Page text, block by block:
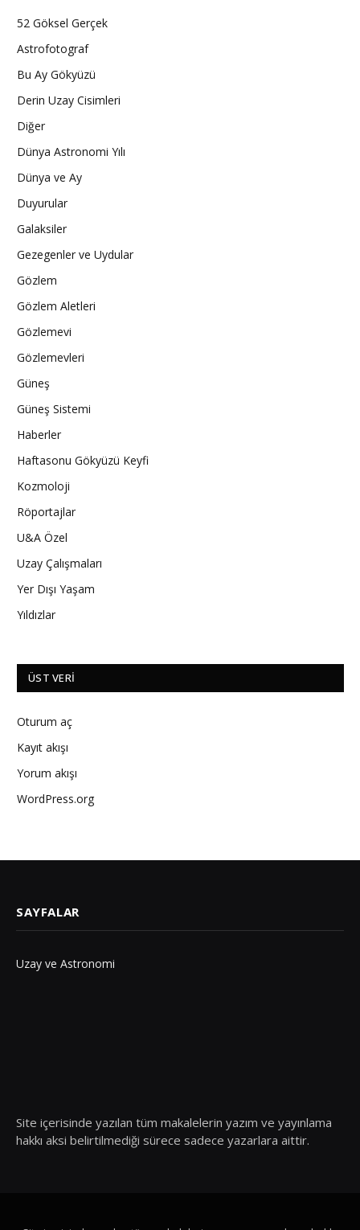
52 Göksel Gerçek
Astrofotograf
Bu Ay Gökyüzü
Derin Uzay Cisimleri
Diğer
Dünya Astronomi Yılı
Dünya ve Ay
Duyurular
Galaksiler
Gezegenler ve Uydular
Gözlem
Gözlem Aletleri
Gözlemevi
Gözlemevleri
Güneş
Güneş Sistemi
Haberler
Haftasonu Gökyüzü Keyfi
Kozmoloji
Röportajlar
U&A Özel
Uzay Çalışmaları
Yer Dışı Yaşam
Yıldızlar
ÜST VERI
Oturum aç
Kayıt akışı
Yorum akışı
WordPress.org
SAYFALAR
Uzay ve Astronomi
Site içerisinde yazılan tüm makalelerin yazım ve yayınlama
hakkı aksi belirtilmediği sürece sadece yazarlara aittir.